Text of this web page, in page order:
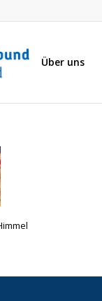
Über uns